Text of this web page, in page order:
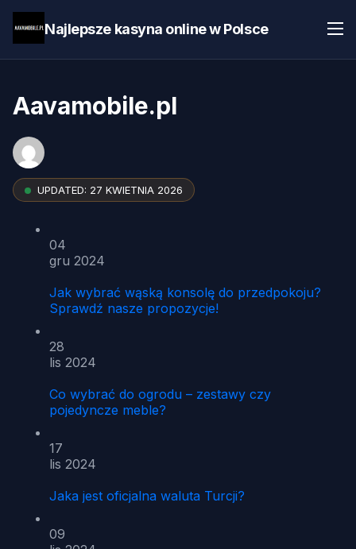
Najlepsze kasyna online w Polsce
Aavamobile.pl
UPDATED: 27 KWIETNIA 2026
04
gru 2024
Jak wybrać wąską konsolę do przedpokoju?
Sprawdź nasze propozycje!
28
lis 2024
Co wybrać do ogrodu – zestawy czy
pojedyncze meble?
17
lis 2024
Jaka jest oficjalna waluta Turcji?
09